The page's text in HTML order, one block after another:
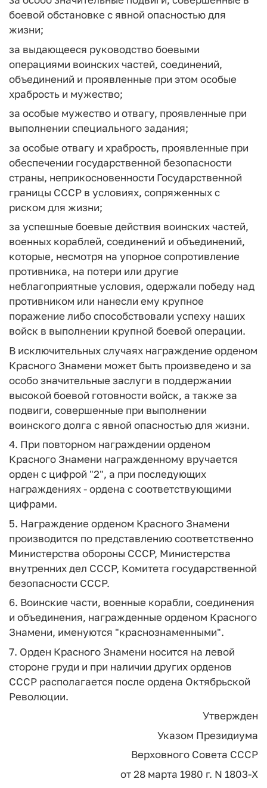
боевой обстановке с явной опасностью для
жизни;
за выдающееся руководство боевыми
операциями воинских частей, соединений,
объединений и проявленные при этом особые
храбрость и мужество;
за особые мужество и отвагу, проявленные при
выполнении специального задания;
за особые отвагу и храбрость, проявленные при
обеспечении государственной безопасности
страны, неприкосновенности Государственной
границы СССР в условиях, сопряженных с
риском для жизни;
за успешные боевые действия воинских частей,
военных кораблей, соединений и объединений,
которые, несмотря на упорное сопротивление
противника, на потери или другие
неблагоприятные условия, одержали победу над
противником или нанесли ему крупное
поражение либо способствовали успеху наших
войск в выполнении крупной боевой операции.
В исключительных случаях награждение орденом
Красного Знамени может быть произведено и за
особо значительные заслуги в поддержании
высокой боевой готовности войск, а также за
подвиги, совершенные при выполнении
воинского долга с явной опасностью для жизни.
4. При повторном награждении орденом
Красного Знамени награжденному вручается
орден с цифрой "2", а при последующих
награждениях - ордена с соответствующими
цифрами.
5. Награждение орденом Красного Знамени
производится по представлению соответственно
Министерства обороны СССР, Министерства
внутренних дел СССР, Комитета государственной
безопасности СССР.
6. Воинские части, военные корабли, соединения
и объединения, награжденные орденом Красного
Знамени, именуются "краснознаменными".
7. Орден Красного Знамени носится на левой
стороне груди и при наличии других орденов
СССР располагается после ордена Октябрьской
Революции.
Утвержден
Указом Президиума
Верховного Совета СССР
от 28 марта 1980 г. N 1803-X